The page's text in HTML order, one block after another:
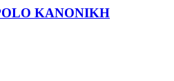
ΚΑΝΟΝΙΚΗ